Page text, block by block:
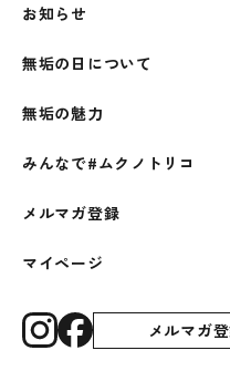
お知らせ
無垢の日について
無垢の魅力
みんなで#ムクノトリコ
メルマガ登録
マイページ
メルマガ